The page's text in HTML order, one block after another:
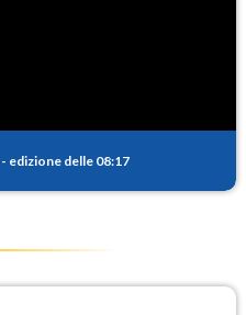
- edizione delle 08:17